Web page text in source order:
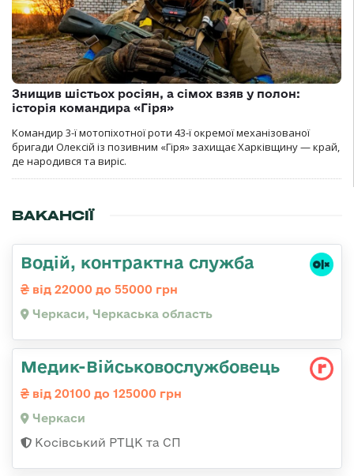
Знищив шістьох росіян, а сімох взяв у полон:
історія командира «Гіря»
Командир 3-ї мотопіхотної роти 43-ї окремої механізованої
бригади Олексій із позивним «Гіря» захищає Харківщину — край,
де народився та виріс.
ВАКАНСІЇ
Водій, контрактна служба
від 22000 до 55000 грн
Черкаси, Черкаська область
Медик-Військовослужбовець
від 20100 до 125000 грн
Черкаси
Косівський РТЦК та СП